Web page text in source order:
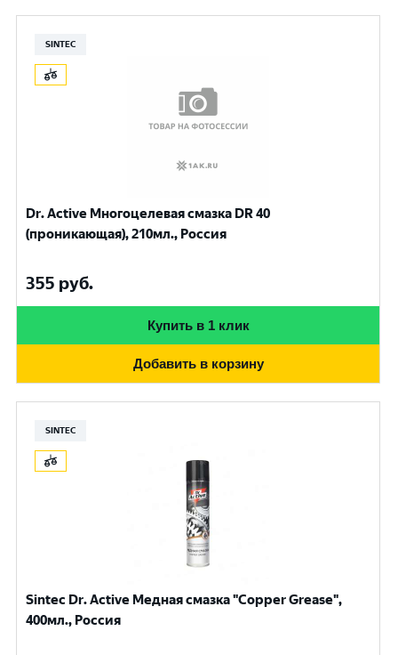
SINTEC
Dr. Active Многоцелевая смазка DR 40
(проникающая), 210мл., Россия
355 руб.
Купить в 1 клик
Добавить в корзину
SINTEC
Sintec Dr. Active Медная смазка "Copper Grease",
400мл., Россия